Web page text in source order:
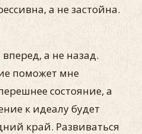
а не застойна.
а не назад.
поможет мне
состояние, а
к идеалу будет
край. Развиваться